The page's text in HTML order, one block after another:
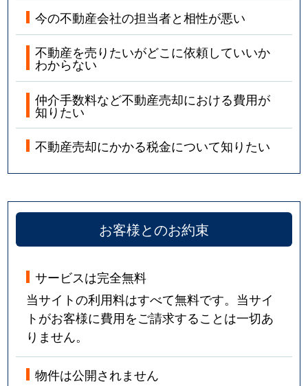
今の不動産会社の担当者と相性が悪い
不動産を売りたいがどこに依頼していいか
わからない
仲介手数料など不動産売却における費用が
知りたい
不動産売却にかかる税金について知りたい
お客様とのお約束
サービスは完全無料
当サイトの利用料はすべて無料です。当サイ
トがお客様に費用をご請求することは一切あ
りません。
物件は公開されません